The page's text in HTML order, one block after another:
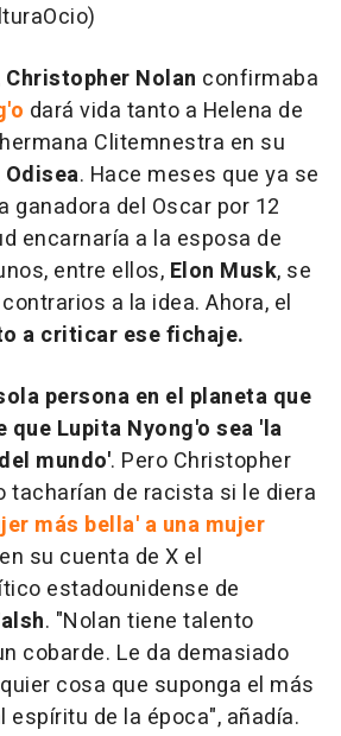
Christopher Nolan confirmaba
dará vida tanto a Helena de
Clitemnestra en su
Odisea. Hace meses que ya se
ganadora del Oscar por 12
encarnaría a la esposa de
entre ellos, Elon Musk, se
a la idea. Ahora, el
a criticar ese fichaje.
persona en el planeta que
que Lupita Nyong'o sea 'la
mundo'. Pero Christopher
tacharían de racista si le diera
más bella' a una mujer
su cuenta de X el
estadounidense de
. "Nolan tiene talento
cobarde. Le da demasiado
cosa que suponga el más
de la época", añadía.